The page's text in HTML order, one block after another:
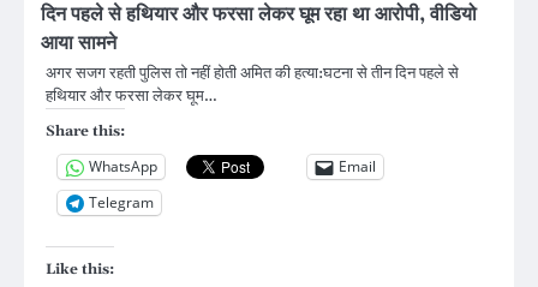
दिन पहले से हथियार और फरसा लेकर घूम रहा था आरोपी, वीडियो
आया सामने
अगर सजग रहती पुलिस तो नहीं होती अमित की हत्या:घटना से तीन दिन पहले से
हथियार और फरसा लेकर घूम…
Share this:
WhatsApp
Email
Telegram
Like this: